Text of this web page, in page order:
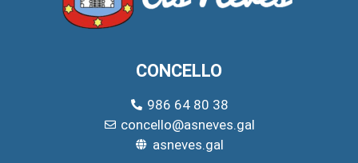
CONCELLO
986 64 80 38
concello@asneves.gal
asneves.gal